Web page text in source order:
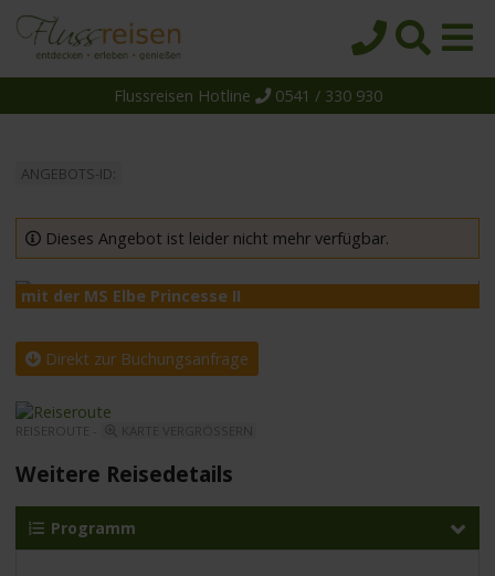
Reiseziele
Themen
Reedereien
Schiffe
Über uns
Suche
Flussreisen Hotline 0541 / 330 930
ANGEBOTS-ID:
Dieses Angebot ist leider nicht mehr verfügbar.
mit der MS Elbe Princesse II
Direkt zur Buchungsanfrage
REISEROUTE -
Weitere Reisedetails
Programm